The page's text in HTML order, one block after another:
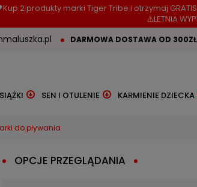
2 produkty marki Tiger Tribe i otrzymaj
⚠️LETNIA
DARMOWA DOSTAWA OD 300ZŁ
SEN I OTULENIE KARMIENIE DZIECKA
do pływania
OPCJE PRZEGLĄDANIA